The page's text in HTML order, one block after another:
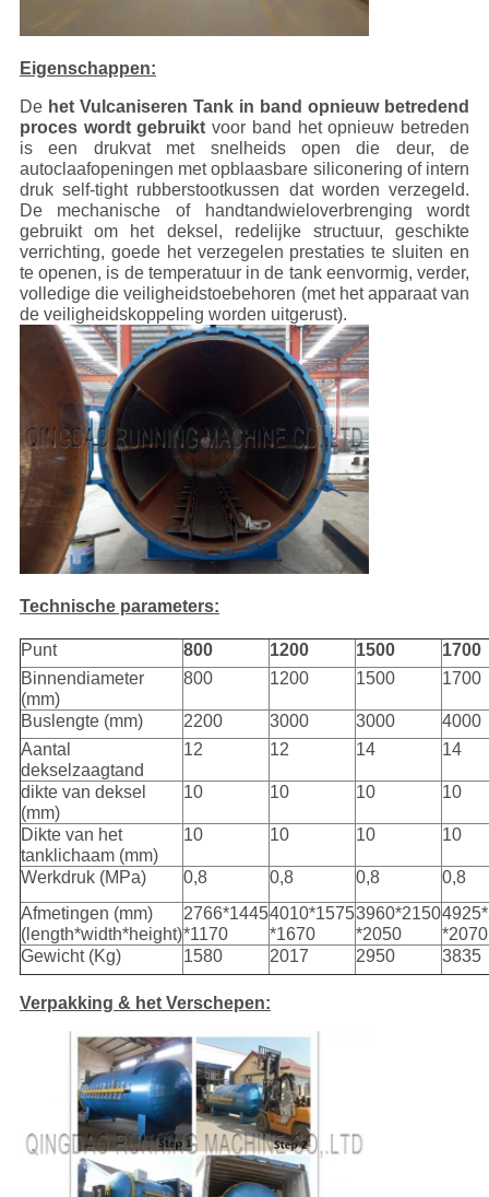
Eigenschappen:
De het Vulcaniseren Tank in band opnieuw betredend
proces wordt gebruikt voor band het opnieuw betreden
is een drukvat met snelheids open die deur, de
autoclaafopeningen met opblaasbare siliconering of intern
druk self-tight rubberstootkussen dat worden verzegeld.
De mechanische of handtandwieloverbrenging wordt
gebruikt om het deksel, redelijke structuur, geschikte
verrichting, goede het verzegelen prestaties te sluiten en
te openen, is de temperatuur in de tank eenvormig, verder,
volledige die veiligheidstoebehoren (met het apparaat van
de veiligheidskoppeling worden uitgerust).
Technische parameters:
Punt 800 1200 1500
1700
Binnendiameter
(mm)
800 1200 1500 1700
Buslengte (mm) 2200 3000 3000
4000
Aantal
dekselzaagtand
12 12 14 14
dikte van deksel
(mm)
10 10 10 10
Dikte van het
tanklichaam (mm)
10 10 10 10
Werkdruk (MPa) 0,8 0,8 0,8
0,8
Afmetingen (mm)
(length*width*height)
2766*1445
*1170
4010*1575
*1670
3960*2150
*2050
*2070
Gewicht (Kg)
1580 2017 2950 3835
Verpakking & het Verschepen: